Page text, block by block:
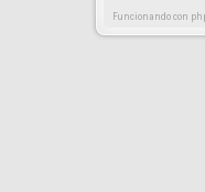
Funcionando con